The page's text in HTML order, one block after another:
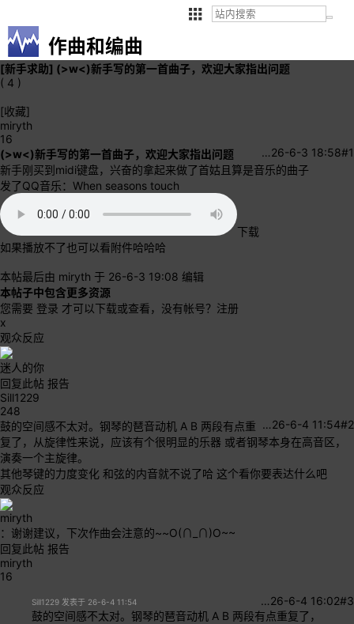
作曲和编曲
[新手求助] (>w<)新手写的第一首曲子，欢迎大家指出问题
( 4 )
[收藏]
miryth
16
#1
26-6-3 18:58
…
(>w<)新手写的第一首曲子，欢迎大家指出问题
新手刚买到midi键盘，兴奋的拿起来做了首姑且算是音乐的曲子
发了QQ音乐：When seasons touch
下载
如果播放不了也可以看附件哈哈哈
本帖最后由 miryth 于 26-6-3 19:08 编辑
本帖子中包含更多资源
您需要 登录 才可以下载或查看，没有帐号？ 注册
x
观众反应
迷人的你
回复此帖 报告
Sill1229
248
#2
26-6-4 11:54
…
鼓的空间感不太对。钢琴的琶音动机 A B 两段有点重
复了，从旋律性来说，应该有个很明显的乐器 或者钢琴本身在高音区，
演奏一个主旋律。
其他琴键的力度变化 和弦的内音就不说了哈 这个看你要表达什么吧
观众反应
miryth
：谢谢建议，下次作曲会注意的~~O(∩_∩)O~~
回复此帖 报告
miryth
16
#3
26-6-4 16:02
…
Sill1229 发表于 26-6-4 11:54
鼓的空间感不太对。钢琴的琶音动机 A B 两段有点重复了，